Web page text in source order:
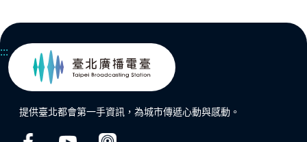
:::
提供臺北都會第一手資訊，為城市傳遞心動與感動。